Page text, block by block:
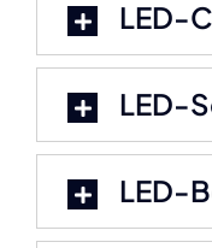
LED-
LED-
LED-